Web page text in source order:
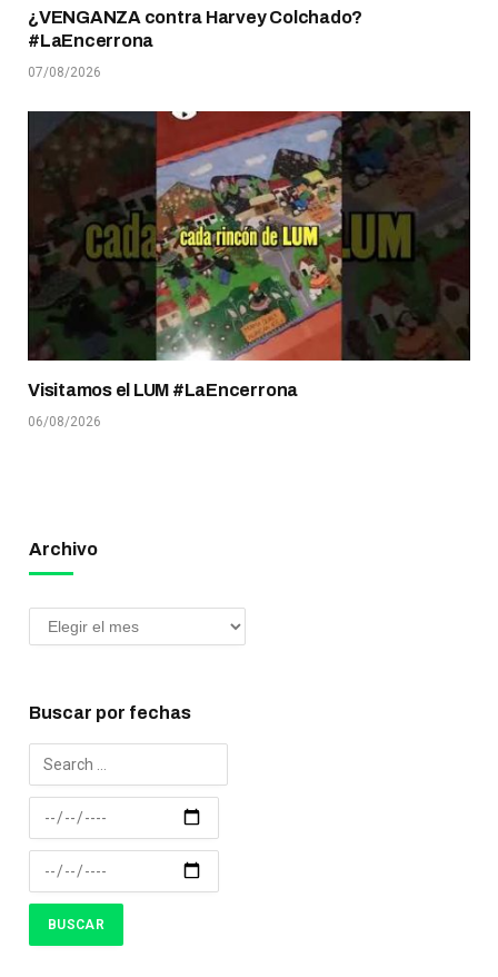
¿VENGANZA contra Harvey Colchado?
#LaEncerrona
07/08/2026
Visitamos el LUM #LaEncerrona
06/08/2026
Archivo
Buscar por fechas